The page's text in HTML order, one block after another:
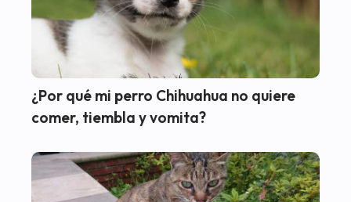
¿Por qué mi perro Chihuahua no quiere
comer, tiembla y vomita?